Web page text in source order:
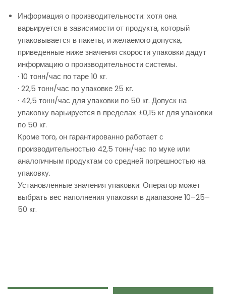
Информация о производительности: хотя она
варьируется в зависимости от продукта, который
упаковывается в пакеты, и желаемого допуска,
приведенные ниже значения скорости упаковки дадут
информацию о производительности системы.
· 10 тонн/час по таре 10 кг.
· 22,5 тонн/час по упаковке 25 кг.
· 42,5 тонн/час для упаковки по 50 кг. Допуск на
упаковку варьируется в пределах ±0,15 кг для упаковки
по 50 кг.
Кроме того, он гарантированно работает с
производительностью 42,5 тонн/час по муке или
аналогичным продуктам со средней погрешностью на
упаковку.
Установленные значения упаковки: Оператор может
выбрать вес наполнения упаковки в диапазоне 10–25–
50 кг.